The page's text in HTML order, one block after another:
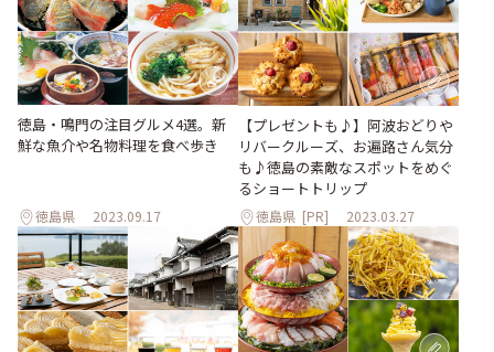
徳島・鳴門の注目グルメ4選。新
鮮な魚介や名物料理を食べ歩き
徳島県 2023.09.17
【プレゼントも♪】阿波おどりや
リバークルーズ、お遍路さん気分
も♪徳島の素敵なスポットをめぐ
るショートトリップ
徳島県 [PR] 2023.03.27